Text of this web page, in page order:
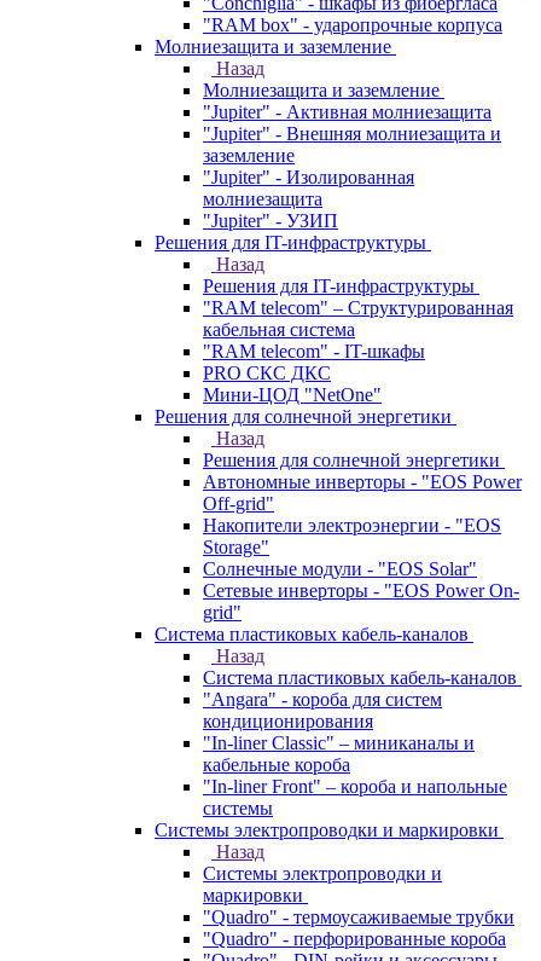
"RAM box" - ударопрочные корпуса
Молниезащита и заземление
Назад
Молниезащита и заземление
"Jupiter" - Активная молниезащита
"Jupiter" - Внешняя молниезащита и
заземление
"Jupiter" - Изолированная
молниезащита
"Jupiter" - УЗИП
Решения для IT-инфраструктуры
Назад
Решения для IT-инфраструктуры
"RAM telecom" – Структурированная
кабельная система
"RAM telecom" - IT-шкафы
PRO СКС ДКС
Мини-ЦОД "NetOne"
Решения для солнечной энергетики
Назад
Решения для солнечной энергетики
Автономные инверторы - "EOS Power
Off-grid"
Накопители электроэнергии - "EOS
Storage"
Солнечные модули - "EOS Solar"
Сетевые инверторы - "EOS Power On-
grid"
Система пластиковых кабель-каналов
Назад
Система пластиковых кабель-каналов
"Angara" - короба для систем
кондиционирования
"In-liner Classic" – миниканалы и
кабельные короба
"In-liner Front" – короба и напольные
системы
Системы электропроводки и маркировки
Назад
Системы электропроводки и
маркировки
"Quadro" - термоусаживаемые трубки
"Quadro" - перфорированные короба